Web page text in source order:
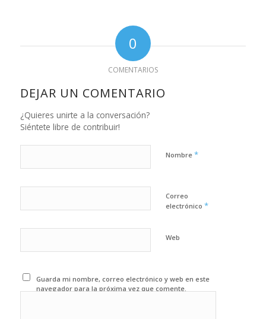
0
COMENTARIOS
DEJAR UN COMENTARIO
¿Quieres unirte a la conversación?
Siéntete libre de contribuir!
Nombre *
Correo
electrónico *
Web
Guarda mi nombre, correo electrónico y web en este
navegador para la próxima vez que comente.